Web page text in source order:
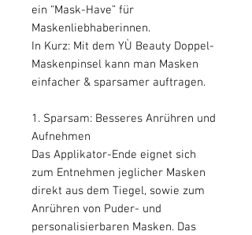
ein “Mask-Have” für
Maskenliebhaberinnen.
In Kurz: Mit dem YÙ Beauty Doppel-
Maskenpinsel kann man Masken
einfacher & sparsamer auftragen.
1. Sparsam: Besseres Anrühren und
Aufnehmen
Das Applikator-Ende eignet sich
zum Entnehmen jeglicher Masken
direkt aus dem Tiegel, sowie zum
Anrühren von Puder- und
personalisierbaren Masken. Das